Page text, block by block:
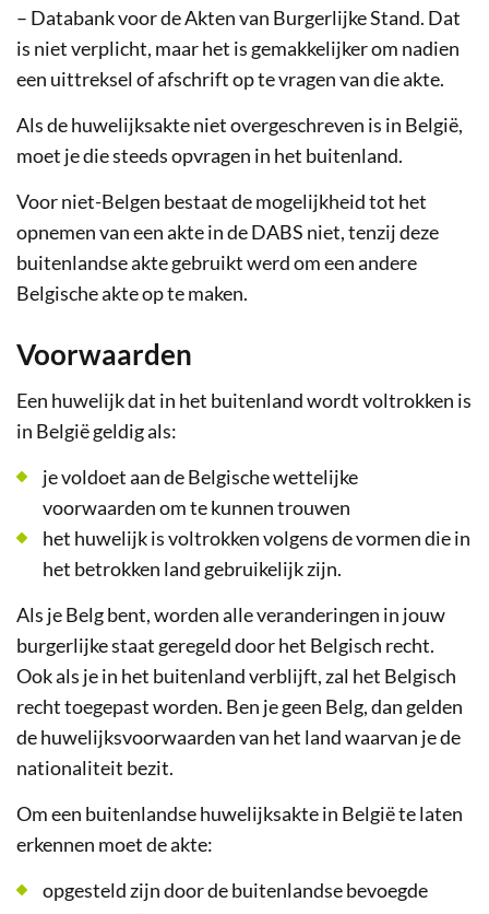
– Databank voor de Akten van Burgerlijke Stand. Dat
is niet verplicht, maar het is gemakkelijker om nadien
een uittreksel of afschrift op te vragen van die akte.
Als de huwelijksakte niet overgeschreven is in België,
moet je die steeds opvragen in het buitenland.
Voor niet-Belgen bestaat de mogelijkheid tot het
opnemen van een akte in de DABS niet, tenzij deze
buitenlandse akte gebruikt werd om een andere
Belgische akte op te maken.
Voorwaarden
Een huwelijk dat in het buitenland wordt voltrokken is
in België geldig als:
je voldoet aan de Belgische wettelijke
voorwaarden om te kunnen trouwen
het huwelijk is voltrokken volgens de vormen die in
het betrokken land gebruikelijk zijn.
Als je Belg bent, worden alle veranderingen in jouw
burgerlijke staat geregeld door het Belgisch recht.
Ook als je in het buitenland verblijft, zal het Belgisch
recht toegepast worden. Ben je geen Belg, dan gelden
de huwelijksvoorwaarden van het land waarvan je de
nationaliteit bezit.
Om een buitenlandse huwelijksakte in België te laten
erkennen moet de akte:
opgesteld zijn door de buitenlandse bevoegde